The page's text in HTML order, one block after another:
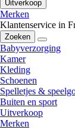
Uitverkoop
Merken
Klantenservice in
Zoeken
Babyverzorging
Kamer
Kleding
Schoenen
Spelletjes &
Buiten en sport
Uitverkoop
Merken